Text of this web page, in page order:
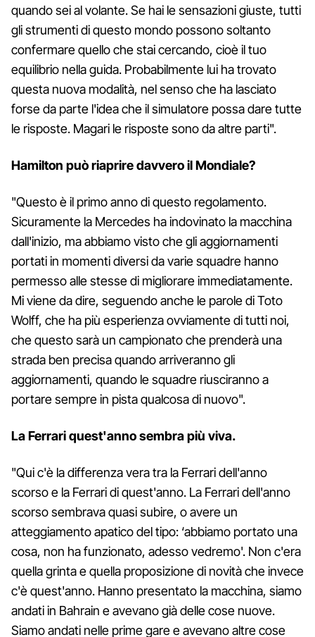
quando sei al volante. Se hai le sensazioni giuste, tutti
gli strumenti di questo mondo possono soltanto
confermare quello che stai cercando, cioè il tuo
equilibrio nella guida. Probabilmente lui ha trovato
questa nuova modalità, nel senso che ha lasciato
forse da parte l'idea che il simulatore possa dare tutte
le risposte. Magari le risposte sono da altre parti".
Hamilton può riaprire davvero il Mondiale?
"Questo è il primo anno di questo regolamento.
Sicuramente la Mercedes ha indovinato la macchina
dall'inizio, ma abbiamo visto che gli aggiornamenti
portati in momenti diversi da varie squadre hanno
permesso alle stesse di migliorare immediatamente.
Mi viene da dire, seguendo anche le parole di Toto
Wolff, che ha più esperienza ovviamente di tutti noi,
che questo sarà un campionato che prenderà una
strada ben precisa quando arriveranno gli
aggiornamenti, quando le squadre riusciranno a
portare sempre in pista qualcosa di nuovo".
La Ferrari quest'anno sembra più viva.
"Qui c'è la differenza vera tra la Ferrari dell'anno
scorso e la Ferrari di quest'anno. La Ferrari dell'anno
scorso sembrava quasi subire, o avere un
atteggiamento apatico del tipo: ‘abbiamo portato una
cosa, non ha funzionato, adesso vedremo'. Non c'era
quella grinta e quella proposizione di novità che invece
c'è quest'anno. Hanno presentato la macchina, siamo
andati in Bahrain e avevano già delle cose nuove.
Siamo andati nelle prime gare e avevano altre cose